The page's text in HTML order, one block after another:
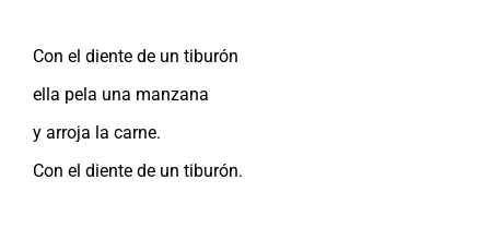
Con el diente de un tiburón
ella pela una manzana
y arroja la carne.
Con el diente de un tiburón.